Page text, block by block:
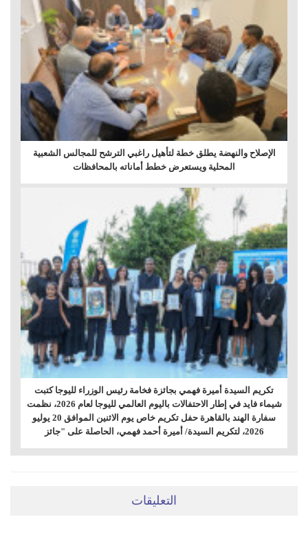
الإصلاح والنهضة يطلق خطة لتأهيل راغبي الترشح للمجالس الشعبية
المحلية ويستعرض خطط أماناته بالمحافظات
تكريم السيدة أميرة فهمي بجائزة فخامة رئيس الوزراء لليوجا كتبت
شيماء فايد في إطار الاحتفالات باليوم العالمي لليوجا لعام 2026، نظمت
سفارة الهند بالقاهرة حفل تكريم خاص يوم الاثنين الموافق 20 يوليو
2026، لتكريم السيدة/ أميرة أحمد فهمي، الحاصلة على "جائز
التعليقات